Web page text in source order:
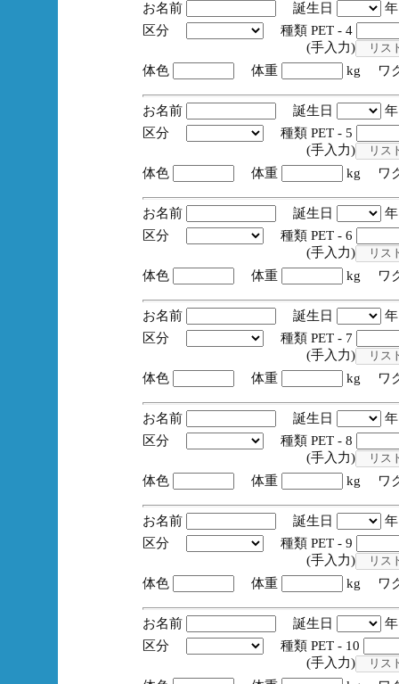
お名前 誕生日
区分
種類 PET - 4
(手入力)
体色
体重 kg ワ
お名前 誕生日
区分
種類 PET - 5
(手入力)
体色
体重 kg ワ
お名前 誕生日
区分
種類 PET - 6
(手入力)
体色
体重 kg ワ
お名前 誕生日
区分
種類 PET - 7
(手入力)
体色
体重 kg ワ
お名前 誕生日
区分
種類 PET - 8
(手入力)
体色
体重 kg ワ
お名前 誕生日
区分
種類 PET - 9
(手入力)
体色
体重 kg ワ
お名前 誕生日
区分
種類 PET - 10
(手入力)